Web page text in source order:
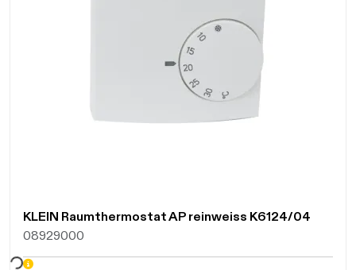
KLEIN Raumthermostat AP reinweiss K6124/04
08929000